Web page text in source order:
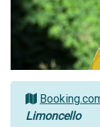
Limoncello